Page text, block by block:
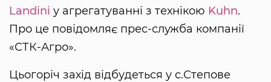
Landini у агрегатуванні з технікою Kuhn.
Про це повідомляє прес-служба компанії
«СТК-Агро».
Цьогоріч захід відбудеться у с.Степове